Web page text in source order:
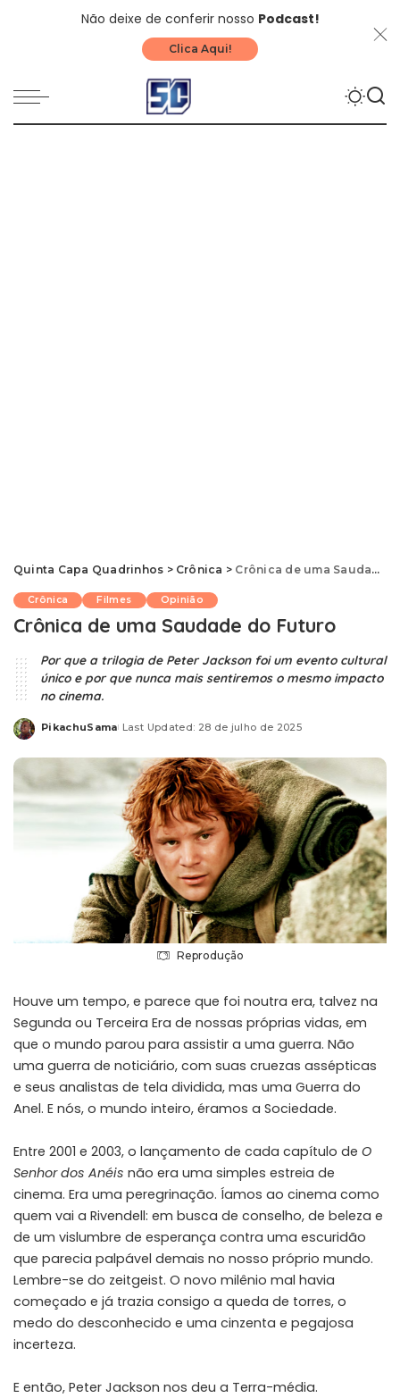
Não deixe de conferir nosso Podcast!
Clica Aqui!
Quinta Capa Quadrinhos > Crônica > Crônica de uma Saudade do Futuro
Crônica Filmes Opinião
Crônica de uma Saudade do Futuro
Por que a trilogia de Peter Jackson foi um evento cultural
único e por que nunca mais sentiremos o mesmo impacto
no cinema.
Posted
PikachuSama Last Updated: 28 de julho de 2025
Reprodução
Houve um tempo, e parece que foi noutra era, talvez na
Segunda ou Terceira Era de nossas próprias vidas, em
que o mundo parou para assistir a uma guerra. Não
uma guerra de noticiário, com suas cruezas assépticas
e seus analistas de tela dividida, mas uma Guerra do
Anel. E nós, o mundo inteiro, éramos a Sociedade.
Entre 2001 e 2003, o lançamento de cada capítulo de O
Senhor dos Anéis não era uma simples estreia de
cinema. Era uma peregrinação. Íamos ao cinema como
quem vai a Rivendell: em busca de conselho, de beleza e
de um vislumbre de esperança contra uma escuridão
que parecia palpável demais no nosso próprio mundo.
Lembre-se do zeitgeist. O novo milênio mal havia
começado e já trazia consigo a queda de torres, o
medo do desconhecido e uma cinzenta e pegajosa
incerteza.
E então, Peter Jackson nos deu a Terra-média.